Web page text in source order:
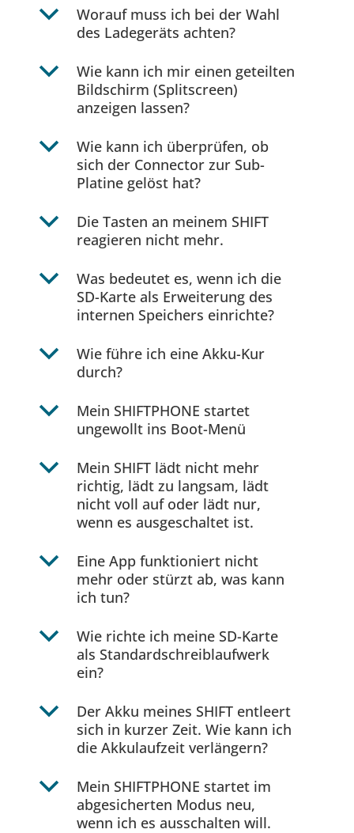
b
Worauf muss ich bei der Wahl
des Ladegeräts achten?
b
Wie kann ich mir einen geteilten
Bildschirm (Splitscreen)
anzeigen lassen?
b
Wie kann ich überprüfen, ob
sich der Connector zur Sub-
Platine gelöst hat?
b
Die Tasten an meinem SHIFT
reagieren nicht mehr.
b
Was bedeutet es, wenn ich die
SD-Karte als Erweiterung des
internen Speichers einrichte?
b
Wie führe ich eine Akku-Kur
durch?
b
Mein SHIFTPHONE startet
ungewollt ins Boot-Menü
b
Mein SHIFT lädt nicht mehr
richtig, lädt zu langsam, lädt
nicht voll auf oder lädt nur,
wenn es ausgeschaltet ist.
b
Eine App funktioniert nicht
mehr oder stürzt ab, was kann
ich tun?
b
Wie richte ich meine SD-Karte
als Standardschreiblaufwerk
ein?
b
Der Akku meines SHIFT entleert
sich in kurzer Zeit. Wie kann ich
die Akkulaufzeit verlängern?
b
Mein SHIFTPHONE startet im
abgesicherten Modus neu,
wenn ich es ausschalten will.